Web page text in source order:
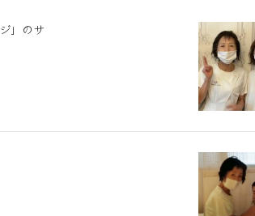
」のサ